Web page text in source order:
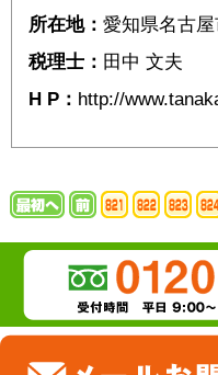
所在地： 愛知県名古
税理士： 田中 文夫
H P： http://